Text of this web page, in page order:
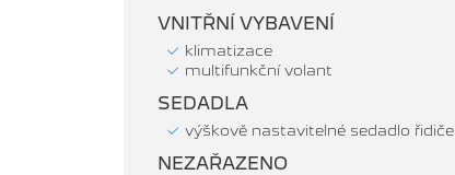
VNITŘNÍ VYBAVENÍ
klimatizace
multifunkční volant
SEDADLA
výškově nastavitelné sedadlo řidiče
NEZAŘAZENO